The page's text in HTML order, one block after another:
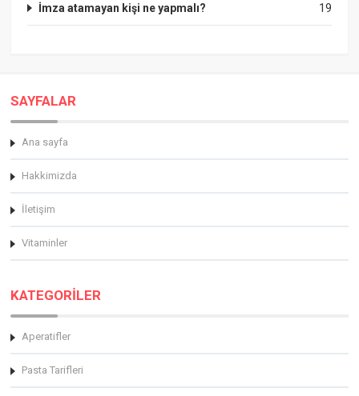
19
İmza atamayan kişi ne yapmalı?
SAYFALAR
Ana sayfa
Hakkimizda
İletişim
Vitaminler
KATEGORİLER
Aperatifler
Pasta Tarifleri